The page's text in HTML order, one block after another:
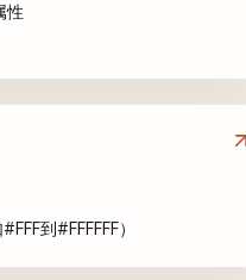
性
到#FFFFFF）